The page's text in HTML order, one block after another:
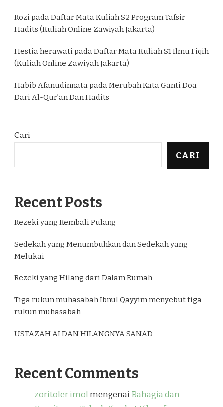
RozipadaDaftar Mata Kuliah S2 Program Tafsir
Hadits (Kuliah Online Zawiyah Jakarta)
Hestia herawatipadaDaftar Mata Kuliah S1 Ilmu Fiqih
(Kuliah Online Zawiyah Jakarta)
Habib AfanudinnatapadaMerubah Kata Ganti Doa
Dari Al-Qur’an Dan Hadits
Cari
CARI
Recent Posts
Rezeki yang Kembali Pulang
Sedekah yang Menumbuhkan dan Sedekah yang
Melukai
Rezeki yang Hilang dari Dalam Rumah
Tiga rukun muhasabah Ibnul Qayyim menyebut tiga
rukun muhasabah
USTAZAH AI DAN HILANGNYA SANAD
Recent Comments
zoritoler imolmengenaiBahagia dan